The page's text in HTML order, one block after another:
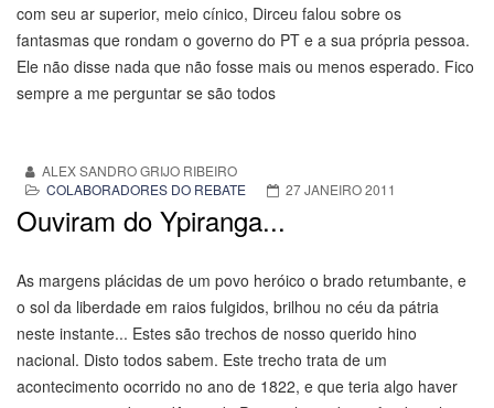
com seu ar superior, meio cínico, Dirceu falou sobre os
fantasmas que rondam o governo do PT e a sua própria pessoa.
Ele não disse nada que não fosse mais ou menos esperado. Fico
sempre a me perguntar se são todos
ALEX SANDRO GRIJO RIBEIRO
COLABORADORES DO REBATE
27 JANEIRO 2011
Ouviram do Ypiranga...
As margens plácidas de um povo heróico o brado retumbante, e
o sol da liberdade em raios fulgidos, brilhou no céu da pátria
neste instante... Estes são trechos de nosso querido hino
nacional. Disto todos sabem. Este trecho trata de um
acontecimento ocorrido no ano de 1822, e que teria algo haver